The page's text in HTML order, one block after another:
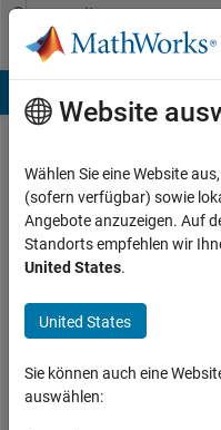
Weiter zum Inhalt
Community
Profile
Yasmine
Aktiv
seit
2024
Followers:
Following:
Website
Wählen Sie eine Website
(sofern verfügbar) sowie
Angebote anzuzeigen. Auf
Standorts empfehlen wir
United States.
United States
Sie können auch eine
auswählen: